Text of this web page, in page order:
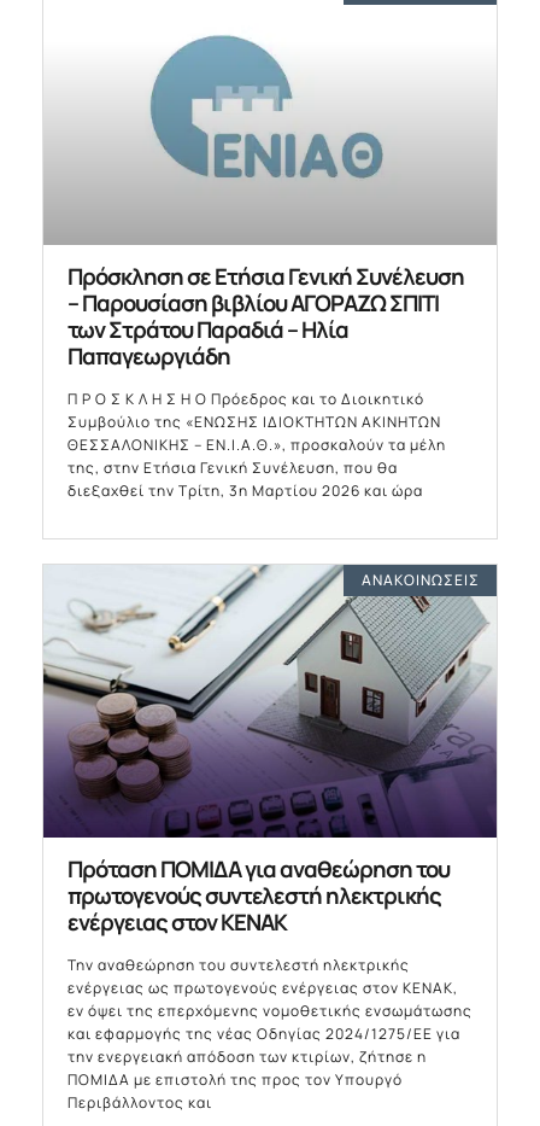
Πρόσκληση σε Ετήσια Γενική Συνέλευση
– Παρουσίαση βιβλίου ΑΓΟΡΑΖΩ ΣΠΙΤΙ
των Στράτου Παραδιά – Ηλία
Παπαγεωργιάδη
Π Ρ Ο Σ Κ Λ Η Σ Η Ο Πρόεδρος και το Διοικητικό
Συμβούλιο της «ΕΝΩΣΗΣ ΙΔΙΟΚΤΗΤΩΝ ΑΚΙΝΗΤΩΝ
ΘΕΣΣΑΛΟΝΙΚΗΣ – ΕΝ.Ι.Α.Θ.», προσκαλούν τα μέλη
της, στην Ετήσια Γενική Συνέλευση, που θα
διεξαχθεί την Τρίτη, 3η Μαρτίου 2026 και ώρα
ΑΝΑΚΟΙΝΏΣΕΙΣ
Πρόταση ΠΟΜΙΔΑ για αναθεώρηση του
πρωτογενούς συντελεστή ηλεκτρικής
ενέργειας στον ΚΕΝΑΚ
Την αναθεώρηση του συντελεστή ηλεκτρικής
ενέργειας ως πρωτογενούς ενέργειας στον ΚΕΝΑΚ,
εν όψει της επερχόμενης νομοθετικής ενσωμάτωσης
και εφαρμογής της νέας Οδηγίας 2024/1275/ΕΕ για
την ενεργειακή απόδοση των κτιρίων, ζήτησε η
ΠΟΜΙΔΑ με επιστολή της προς τον Υπουργό
Περιβάλλοντος και